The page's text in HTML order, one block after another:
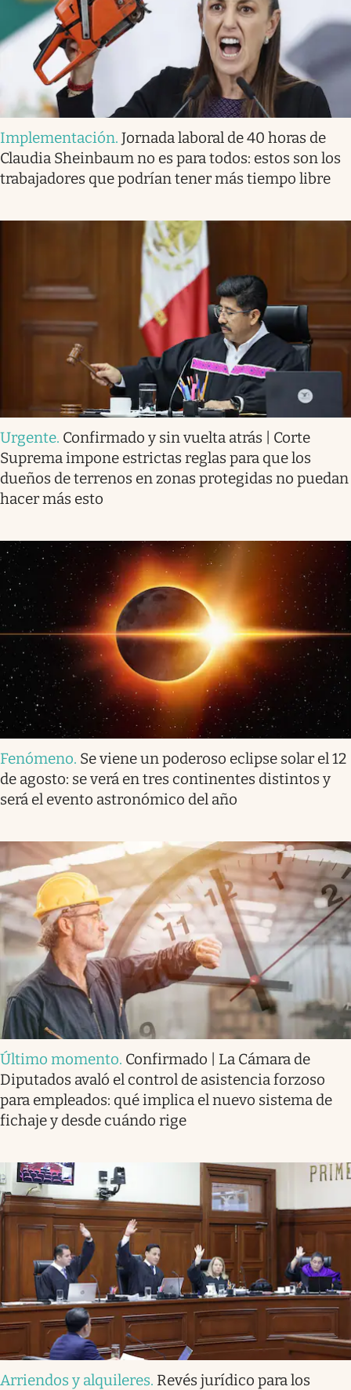
Implementación. Jornada laboral de 40 horas de
Claudia Sheinbaum no es para todos: estos son los
trabajadores que podrían tener más tiempo libre
Urgente. Confirmado y sin vuelta atrás | Corte
Suprema impone estrictas reglas para que los
dueños de terrenos en zonas protegidas no puedan
hacer más esto
Fenómeno. Se viene un poderoso eclipse solar el 12
de agosto: se verá en tres continentes distintos y
será el evento astronómico del año
Último momento. Confirmado | La Cámara de
Diputados avaló el control de asistencia forzoso
para empleados: qué implica el nuevo sistema de
fichaje y desde cuándo rige
Arriendos y alquileres. Revés jurídico para los